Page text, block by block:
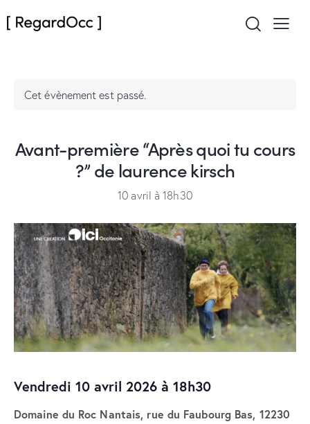
Cet évènement est passé.
Avant-première “Après quoi tu cours
?” de laurence kirsch
10 avril à 18h30
Vendredi 10 avril 2026 à 18h30
Domaine du Roc Nantais, rue du Faubourg Bas, 12230